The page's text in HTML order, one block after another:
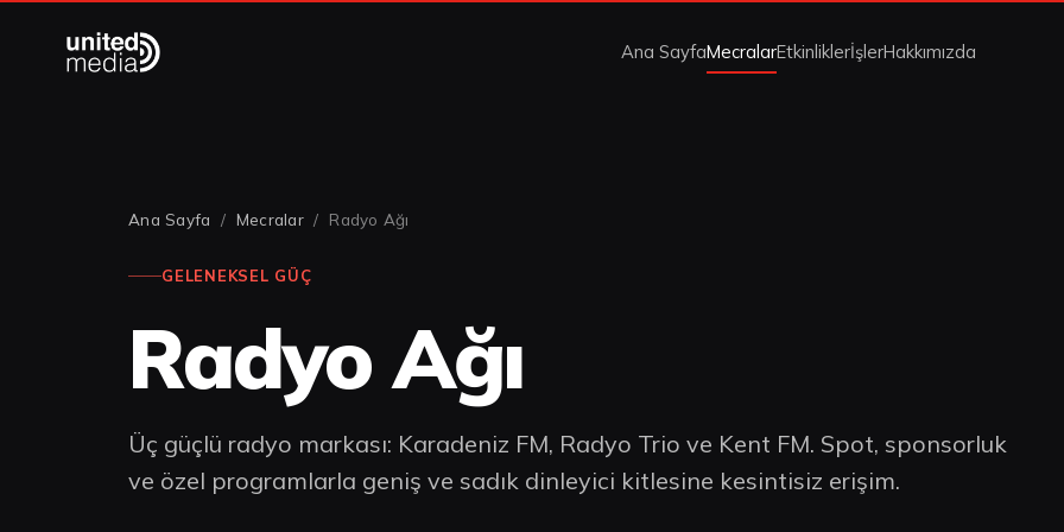
Ana SayfaMecralarEtkinliklerİşlerHakkımızda
Ana Sayfa / Mecralar/ Radyo Ağı
GELENEKSEL GÜÇ
Radyo Ağı
Üç güçlü radyo markası: Karadeniz FM, Radyo Trio ve Kent FM. Spot, sponsorluk
ve özel programlarla geniş ve sadık dinleyici kitlesine kesintisiz erişim.